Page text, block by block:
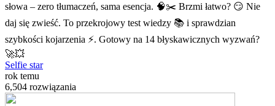
słowa – zero tłumaczeń, sama esencja. 🧠✂️ Brzmi łatwo? 😏 Nie
daj się zwieść. To przekrojowy test wiedzy 📚 i sprawdzian
szybkości kojarzenia ⚡. Gotowy na 14 błyskawicznych wyzwań?
🚀💥
Selfie star
rok temu
6,504 rozwiązania